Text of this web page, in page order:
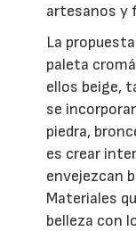
artesanos y
La
paleta
ellos beige,
se
piedra,
es crear
envejezcan
Materiales
belleza con